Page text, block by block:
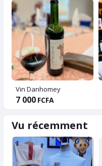
Vin Danhomey
7 000 FCFA
Vu récemment